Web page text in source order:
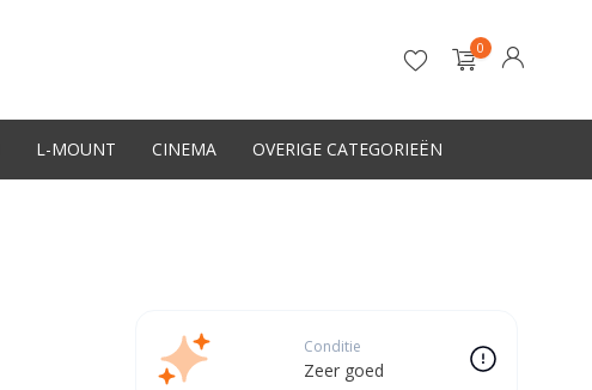
0
L-MOUNT CINEMA OVERIGE CATEGORIEËN
Conditie
Zeer goed